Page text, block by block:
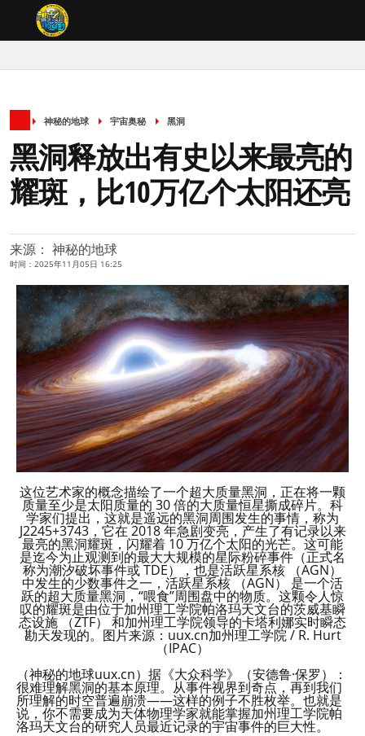
神秘的地球 宇宙奥秘 黑洞
黑洞释放出有史以来最亮的
耀斑，比10万亿个太阳还亮
来源： 神秘的地球
时间：2025年11月05日 16:25
这位艺术家的概念描绘了一个超大质量黑洞，正在将一颗
质量至少是太阳质量的 30 倍的大质量恒星撕成碎片。科
学家们提出，这就是遥远的黑洞周围发生的事情，称为
J2245+3743，它在 2018 年急剧变亮，产生了有记录以来
最亮的黑洞耀斑，闪耀着 10 万亿个太阳的光芒。这可能
是迄今为止观测到的最大大规模的星际粉碎事件（正式名
称为潮汐破坏事件或 TDE），也是活跃星系核 （AGN）
中发生的少数事件之一，活跃星系核 （AGN） 是一个活
跃的超大质量黑洞，“喂食”周围盘中的物质。这颗令人惊
叹的耀斑是由位于加州理工学院帕洛玛天文台的茨威基瞬
态设施 （ZTF） 和加州理工学院领导的卡塔利娜实时瞬态
勘天发现的。图片来源：uux.cn加州理工学院 / R. Hurt
（IPAC）
（神秘的地球uux.cn）据《大众科学》（安德鲁·保罗）：
很难理解黑洞的基本原理。从事件视界到奇点，再到我们
所理解的时空普遍崩溃——这样的例子不胜枚举。也就是
说，你不需要成为天体物理学家就能掌握加州理工学院帕
洛玛天文台的研究人员最近记录的宇宙事件的巨大性。